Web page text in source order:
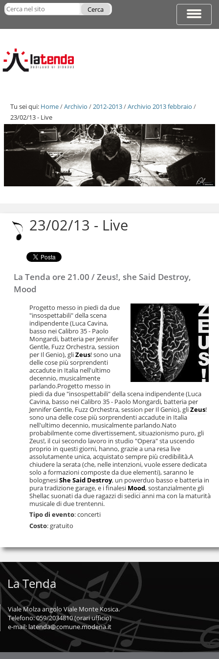
Salta
ai
|
navigazione
Espandi
di
Cerca nel sito
avanzata…
Tu sei qui: Home/Archivio /2012-2013/Archivio 2013 febbraio /
23/02/13 - Live
Salta
navigazione
23/02/13 - Live
La Tenda ore 21.00 / Zeus!, she Said Destroy,
Mood
Progetto messo in piedi da due
"insospettabili" della scena
indipendente (Luca Cavina,
basso nei Calibro 35 - Paolo
Mongardi, batteria per Jennifer
Gentle, Fuzz Orchestra, session
per Il Genio), gliZeus! sono una
delle cose più sorprendenti
accadute in Italia nell'ultimo
decennio, musicalmente
parlando.Progetto messo in
piedi da due "insospettabili" della scena indipendente (Luca
Cavina, basso nei Calibro 35 - Paolo Mongardi, batteria per
Jennifer Gentle, Fuzz Orchestra, session per Il Genio), gliZeus!
sono una delle cose più sorprendenti accadute in Italia
nell'ultimo decennio, musicalmente parlando.Nato
probabilmente come divertissement, situazionismo puro, gli
Zeus!, il cui secondo lavoro in studio "Opera" sta uscendo
proprio in questi giorni, hanno, grazie a una resa live
assolutamente unica, acquistato sempre più credibilità.A
chiudere la serata (che, nelle intenzioni, vuole essere dedicata
solo a formazioni composte da due elementi), saranno le
bolognesiShe Said Destroy, un powerduo basso e batteria in
pura tradizione garage, e i finalesi Mood, sostanzialmente gli
Shellac suonati da due ragazzi di sedici anni ma con la maturità
musicale di due trentenni.
Tipo di evento: concerti
Costo: gratuito
La Tenda
Viale Molza angolo Viale Monte Kosica.
Telefono: 059/2034810 (orari ufficio)
e-mail: latenda@comune.modena.it